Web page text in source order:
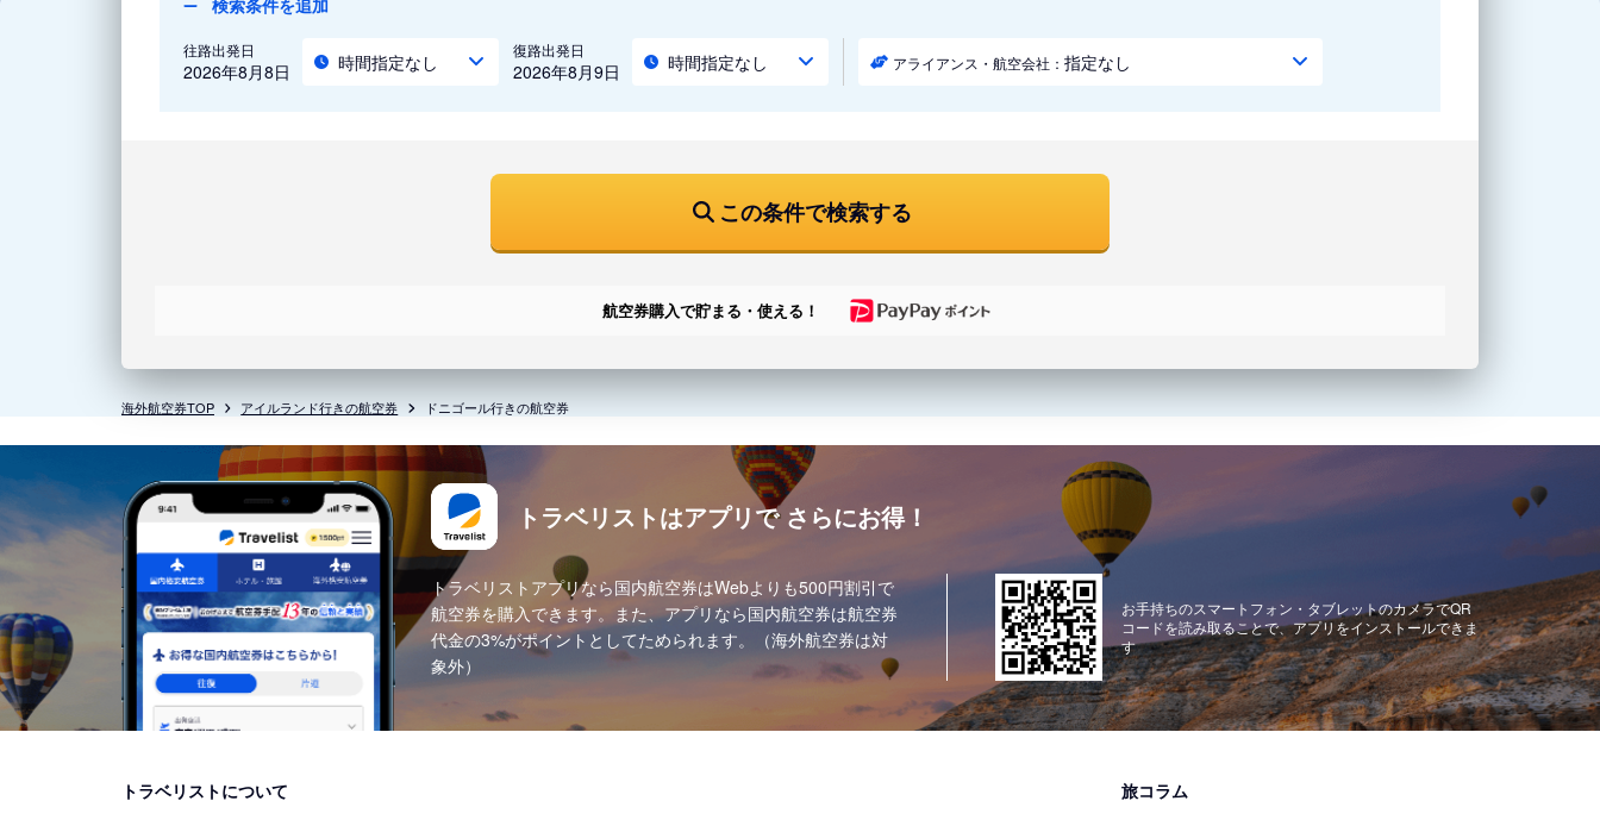
検索条件を追加
往路出発日
2026年8月8日 時間指定なし
復路出発日
2026年8月9日 時間指定なし アライアンス・航空会社： 指定なし
この条件で検索する
航空券購入で貯まる・使える！
海外航空券TOP アイルランド行きの航空券 ドニゴール行きの航空券
トラベリストはアプリで さらにお得！
トラベリストアプリなら国内航空券はWebよりも500円割引で
航空券を購入できます。また、アプリなら国内航空券は航空券
代金の3%がポイントとしてためられます。（海外航空券は対
象外）
お手持ちのスマートフォン・タブレットのカメラでQR
コードを読み取ることで、アプリをインストールできま
す
トラベリストについて 旅コラム